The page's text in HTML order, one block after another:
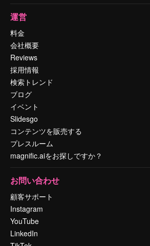
運営
料金
会社概要
Reviews
採用情報
検索トレンド
ブログ
イベント
Slidesgo
コンテンツを販売する
プレスルーム
magnific.aiをお探しですか？
お問い合わせ
顧客サポート
Instagram
YouTube
LinkedIn